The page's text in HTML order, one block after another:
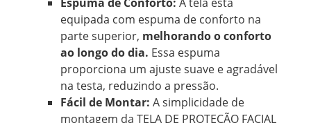
Espuma de Conforto: A tela está
equipada com espuma de conforto na
parte superior, melhorando o conforto
ao longo do dia. Essa espuma
proporciona um ajuste suave e agradável
na testa, reduzindo a pressão.
Fácil de Montar: A simplicidade de
montagem da TELA DE PROTEÇÃO FACIAL